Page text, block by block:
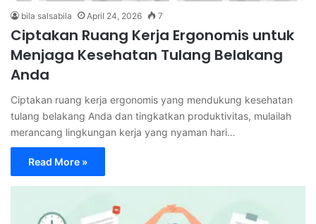
bila salsabila April 24, 2026 7
Ciptakan Ruang Kerja Ergonomis untuk
Menjaga Kesehatan Tulang Belakang
Anda
Ciptakan ruang kerja ergonomis yang mendukung kesehatan
tulang belakang Anda dan tingkatkan produktivitas, mulailah
merancang lingkungan kerja yang nyaman hari…
Read More »